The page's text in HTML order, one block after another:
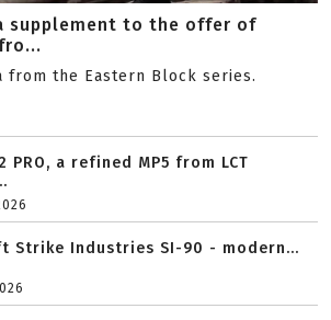
supplement to the offer of
from the Eastern Block series.
PRO, a refined MP5 from LCT
Strike Industries SI-90 - modern...